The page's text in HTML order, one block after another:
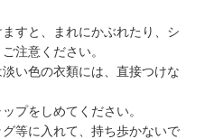
すと、まれにかぶれたり、シ
注意ください。
い色の衣類には、直接つけな
プをしめてください。
等に入れて、持ち歩かないで